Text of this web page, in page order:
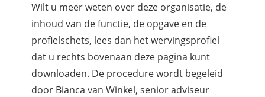
Wilt u meer weten over deze organisatie, de
inhoud van de functie, de opgave en de
profielschets, lees dan het wervingsprofiel
dat u rechts bovenaan deze pagina kunt
downloaden. De procedure wordt begeleid
door Bianca van Winkel, senior adviseur